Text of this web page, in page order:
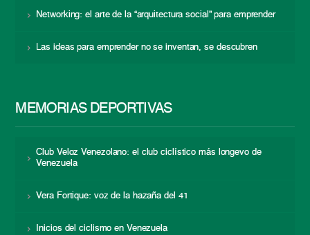
Networking: el arte de la “arquitectura social” para emprender
Las ideas para emprender no se inventan, se descubren
MEMORIAS DEPORTIVAS
Club Veloz Venezolano: el club ciclístico más longevo de
Venezuela
Vera Fortique: voz de la hazaña del 41
Inicios del ciclismo en Venezuela